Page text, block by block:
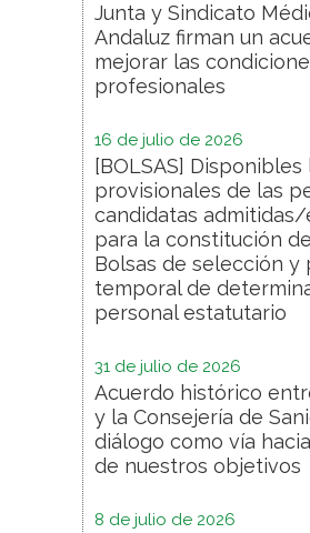
Junta y Sindicato
Andaluz firman un
mejorar las
profesionales
16 de julio de 2026
[BOLSAS] Disponibles
provisionales de las
candidatas admitidas/
para la constitución
Bolsas de selección y
temporal de
personal estatutario
31 de julio de 2026
Acuerdo histórico
y la Consejería de
diálogo como vía
de nuestros objetivos
8 de julio de 2026